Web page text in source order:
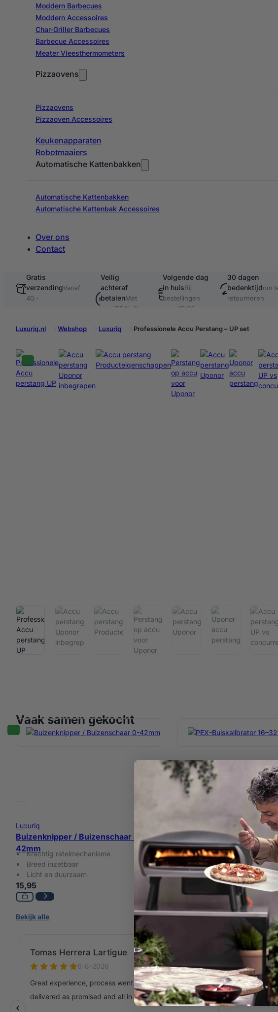
Moddern Barbecues
Moddern Accessoires
Char-Griller Barbecues
Barbecue Accessoires
Meater Vleesthermometers
Pizzaovens
Pizzaovens
Pizzaoven Accessoires
Keukenapparaten
Robotmaaiers
Automatische Kattenbakken
Automatische Kattenbakken
Automatische Kattenbak Accessoires
Over ons
Contact
Gratis
verzendingVanaf
40,-
Veilig
achteraf
betalenMet
o.a. iDEAL &
Volgende dag
in huisBij
bestellingen
voor 15:00
30 dagen
bedenktijdom
retourneren
Luxuriq.nl
Webshop Luxuriq Professionele Accu Perstang – UP set
Vaak samen gekocht
Luxuriq
Buizenknipper / Buizenschaar 0-
42mm
Krachtig ratelmechanisme
Breed inzetbaar
Licht en duurzaam
15,95
PEX-Buiskalibrator 16–32
Duurzaam & robuust
Meerdere maten in één
Ergonomisch &
14,95
Bekijk alle